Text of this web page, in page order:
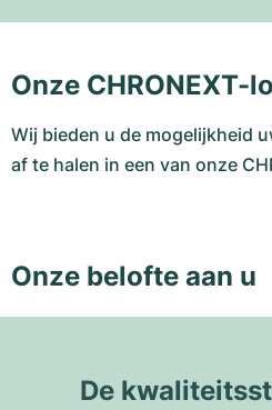
Onze CHRONEXT-
Wij bieden u de mogelijkheid
af te halen in een van onze
Onze belofte aan u
De